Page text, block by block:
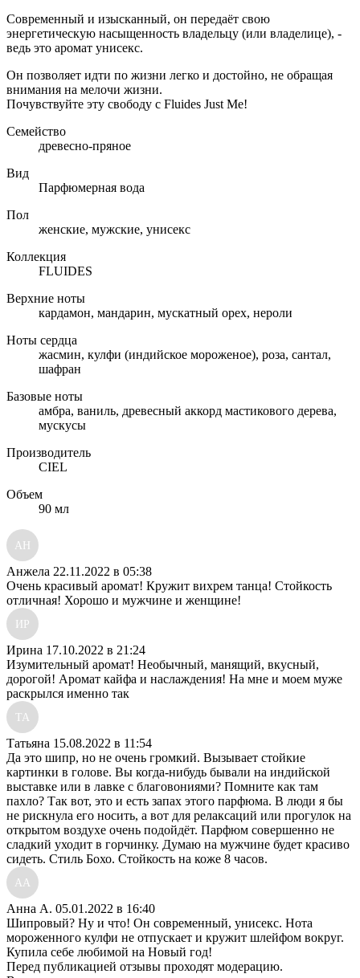
Современный и изысканный, он передаёт свою
энергетическую насыщенность владельцу (или владелице), -
ведь это аромат унисекс.
Он позволяет идти по жизни легко и достойно, не обращая
внимания на мелочи жизни.
Почувствуйте эту свободу с Fluides Just Me!
Семейство
древесно-пряное
Вид
Парфюмерная вода
Пол
женские, мужские, унисекс
Коллекция
FLUIDES
Верхние ноты
кардамон, мандарин, мускатный орех, нероли
Ноты сердца
жасмин, кулфи (индийское мороженое), роза, сантал,
шафран
Базовые ноты
амбра, ваниль, древесный аккорд мастикового дерева,
мускусы
Производитель
CIEL
Объем
90 мл
АН
Анжела 22.11.2022 в 05:38
Очень красивый аромат! Кружит вихрем танца! Стойкость
отличная! Хорошо и мужчине и женщине!
ИР
Ирина 17.10.2022 в 21:24
Изумительный аромат! Необычный, манящий, вкусный,
дорогой! Аромат кайфа и наслаждения! На мне и моем муже
раскрылся именно так
ТА
Татьяна 15.08.2022 в 11:54
Да это шипр, но не очень громкий. Вызывает стойкие
картинки в голове. Вы когда-нибудь бывали на индийской
выставке или в лавке с благовониями? Помните как там
пахло? Так вот, это и есть запах этого парфюма. В люди я бы
не рискнула его носить, а вот для релаксаций или прогулок на
открытом воздухе очень подойдёт. Парфюм совершенно не
сладкий уходит в горчинку. Думаю на мужчине будет красиво
сидеть. Стиль Бохо. Стойкость на коже 8 часов.
АА
Анна А. 05.01.2022 в 16:40
Шипровый? Ну и что! Он современный, унисекс. Нота
мороженного кулфи не отпускает и кружит шлейфом вокруг.
Купила себе любимой на Новый год!
Перед публикацией отзывы проходят модерацию.